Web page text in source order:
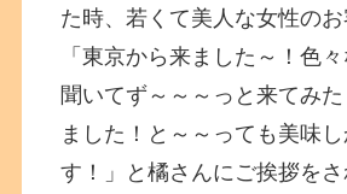
た時、若くて美人な女性のお
「東京から来ました～！色
聞いてず～～～っと来てみ
ました！と～～っても美味
す！」と橘さんにご挨拶を